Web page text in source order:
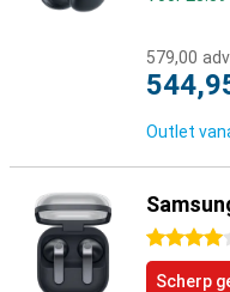
579,00
Outlet
4 sterren
Scherp